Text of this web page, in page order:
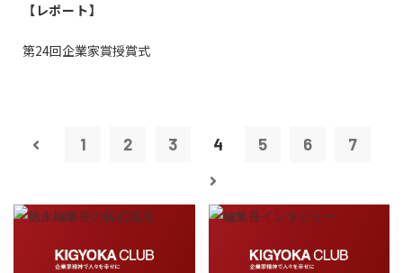
【レポート】
第24回企業家賞授賞式
1 2 3 4 5 6 7